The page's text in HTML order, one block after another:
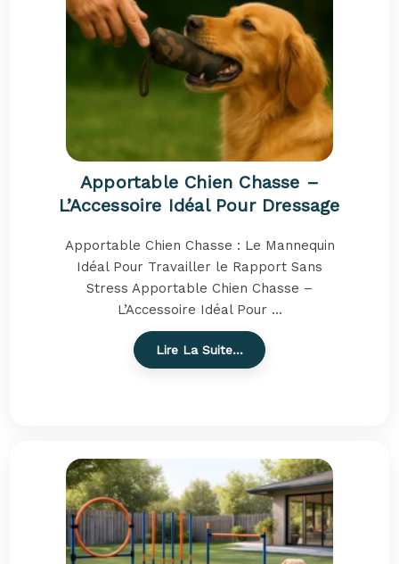
Apportable Chien Chasse –
L’Accessoire Idéal Pour Dressage
Apportable Chien Chasse : Le Mannequin
Idéal Pour Travailler le Rapport Sans
Stress Apportable Chien Chasse –
L’Accessoire Idéal Pour ...
Lire La Suite…